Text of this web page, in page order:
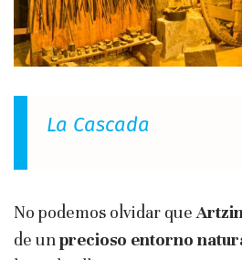
La Cascada
No podemos olvidar que
de unprecioso entorno